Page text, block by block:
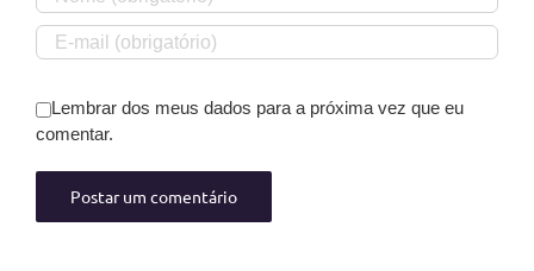
Lembrar dos meus dados para a próxima vez que eu
comentar.